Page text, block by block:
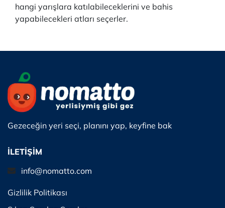
hangi yarışlara katılabileceklerini ve bahis
yapabilecekleri atları seçerler.
Gezeceğin yeri seçi, planını yap, keyfine bak
İLETİŞİM
info@nomatto.com
Gizlilik Politikası